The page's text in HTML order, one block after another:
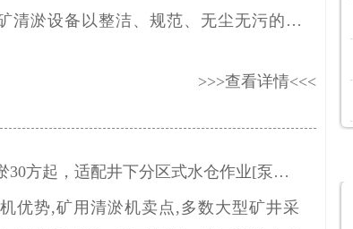
清淤设备以整洁、规范、无尘无污的作
环境污染,作业现场干净规整，完全符合
>>>查看详情<<<
30方起，适配井下分区式水仓作业[泵泵
达]
优势,矿用清淤机卖点,多数大型矿井采